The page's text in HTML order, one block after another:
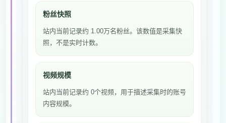
粉丝快照
站内当前记录约 1.00万名粉丝。该数值是采集快
照，不是实时计数。
视频规模
站内当前记录约 0个视频，用于描述采集时的账号
内容规模。